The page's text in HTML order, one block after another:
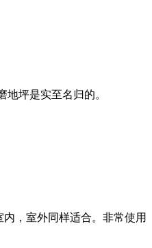
坪是实至名归的。
，室外同样适合。非常使用